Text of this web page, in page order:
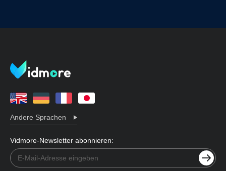
Andere Sprachen
Vidmore-Newsletter abonnieren: